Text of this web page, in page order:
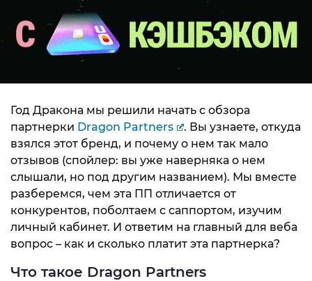
Год Дракона мы решили начать с обзора
партнерки Dragon Partners
. Вы узнаете, откуда
взялся этот бренд, и почему о нем так мало
отзывов (спойлер: вы уже наверняка о нем
слышали, но под другим названием). Мы вместе
разберемся, чем эта ПП отличается от
конкурентов, поболтаем с саппортом, изучим
личный кабинет. И ответим на главный для веба
вопрос – как и сколько платит эта партнерка?
Что такое Dragon Partners